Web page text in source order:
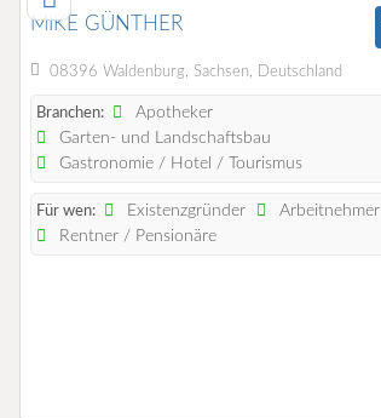
MIKE GÜNTHER
08396 Waldenburg, Sachsen, Deutschland
Branchen:
Apotheker
Garten- und Landschaftsbau
Gastronomie / Hotel / Tourismus
Für wen: Existenzgründer
Arbeitnehmer
Rentner / Pensionäre